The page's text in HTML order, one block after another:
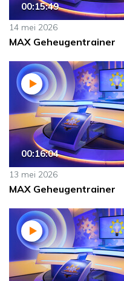
00:15:49
14 mei 2026
MAX Geheugentrainer
00:16:04
13 mei 2026
MAX Geheugentrainer